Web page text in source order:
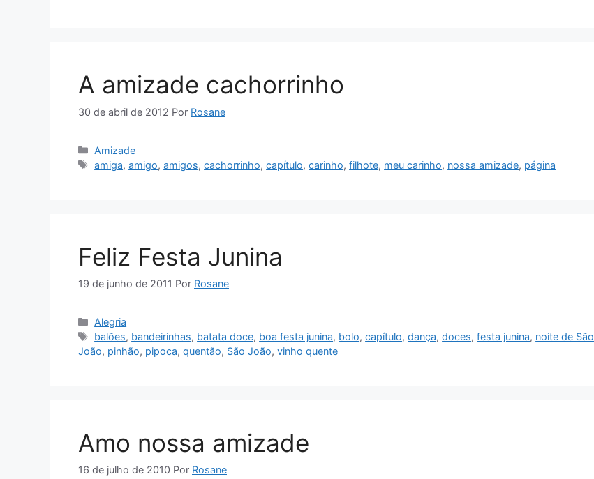
A amizade cachorrinho
30 de abril de 2012 Por Rosane
Categorias
Amizade
Tags
amiga,amigo,amigos,cachorrinho,capítulo,carinho,filhote, meu carinho, nossa amizade, página
Feliz Festa Junina
19 de junho de 2011 Por Rosane
Categorias
Alegria
Tags
balões, bandeirinhas, batata doce, boa festa junina, bolo,capítulo,dança,doces,festa junina, noite de São
João, pinhão, pipoca, quentão, São João, vinho quente
Amo nossa amizade
16 de julho de 2010 Por Rosane